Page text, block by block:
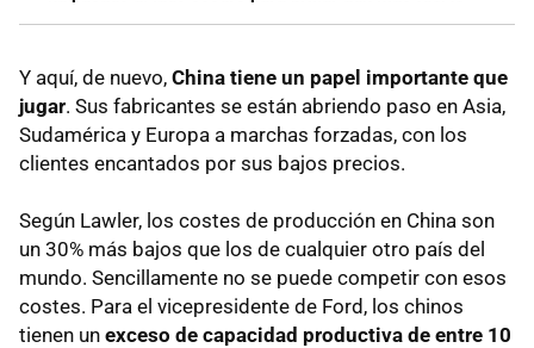
Y aquí, de nuevo, China tiene un papel importante que
jugar. Sus fabricantes se están abriendo paso en Asia,
Sudamérica y Europa a marchas forzadas, con los
clientes encantados por sus bajos precios.
Según Lawler, los costes de producción en China son
un 30% más bajos que los de cualquier otro país del
mundo. Sencillamente no se puede competir con esos
costes. Para el vicepresidente de Ford, los chinos
tienen un exceso de capacidad productiva de entre 10